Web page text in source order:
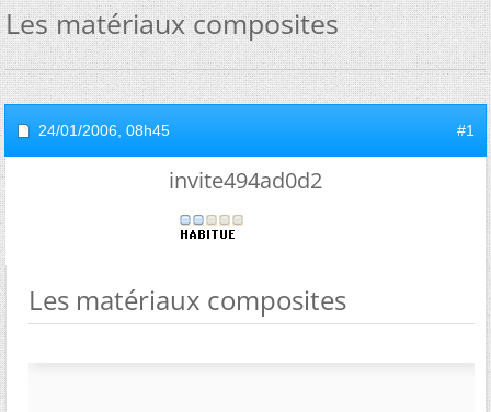
Les matériaux composites
24/01/2006, 08h45 #1
invite494ad0d2
Les matériaux composites